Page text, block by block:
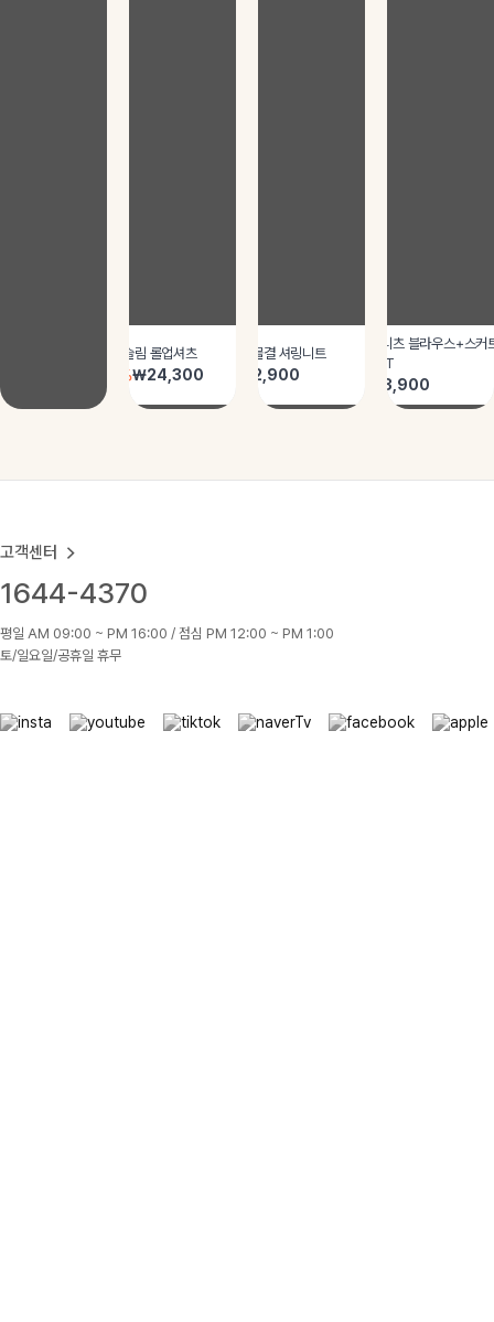
고객센터
1644-4370
평일 AM 09:00 ~ PM 16:00 / 점심 PM 12:00 ~ PM 1:00
토/일요일/공휴일 휴무